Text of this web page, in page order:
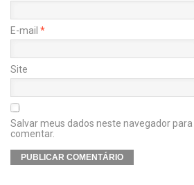
E-mail *
Site
Salvar meus dados neste navegador
comentar.